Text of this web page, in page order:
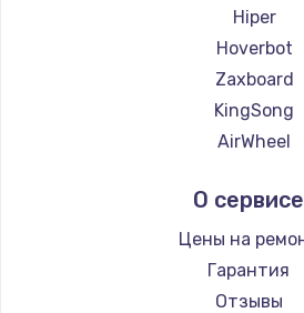
2500 руб.
Заказать
Замена
1300 руб.
Заказать
Hiper
Hoverbot
Zaxboard
KingSong
AirWheel
Hunter
Shorner
Joyor
Minimotors
О сервисе
Цены на
Гарантия
Отзывы